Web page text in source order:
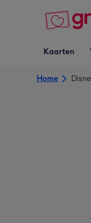
Vervolgkeuzelijst
Kaarten openen
Kaarten
Home